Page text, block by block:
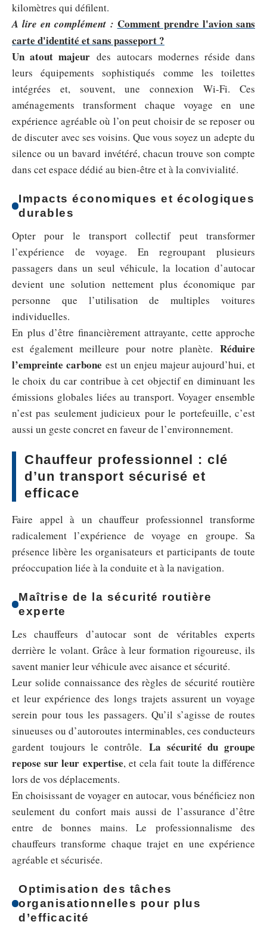
kilomètres qui défilent.
A lire en complément : Comment prendre l'avion sans
carte d'identité et sans passeport ?
Un atout majeur des autocars modernes réside dans
leurs équipements sophistiqués comme les toilettes
intégrées et, souvent, une connexion Wi-Fi. Ces
aménagements transforment chaque voyage en une
expérience agréable où l’on peut choisir de se reposer ou
de discuter avec ses voisins. Que vous soyez un adepte du
silence ou un bavard invétéré, chacun trouve son compte
dans cet espace dédié au bien-être et à la convivialité.
Impacts économiques et écologiques
durables
Opter pour le transport collectif peut transformer
l’expérience de voyage. En regroupant plusieurs
passagers dans un seul véhicule, la location d’autocar
devient une solution nettement plus économique par
personne que l’utilisation de multiples voitures
individuelles.
En plus d’être financièrement attrayante, cette approche
est également meilleure pour notre planète. Réduire
l’empreinte carbone est un enjeu majeur aujourd’hui, et
le choix du car contribue à cet objectif en diminuant les
émissions globales liées au transport. Voyager ensemble
n’est pas seulement judicieux pour le portefeuille, c’est
aussi un geste concret en faveur de l’environnement.
Chauffeur professionnel : clé
d’un transport sécurisé et
efficace
Faire appel à un chauffeur professionnel transforme
radicalement l’expérience de voyage en groupe. Sa
présence libère les organisateurs et participants de toute
préoccupation liée à la conduite et à la navigation.
Maîtrise de la sécurité routière
experte
Les chauffeurs d’autocar sont de véritables experts
derrière le volant. Grâce à leur formation rigoureuse, ils
savent manier leur véhicule avec aisance et sécurité.
Leur solide connaissance des règles de sécurité routière
et leur expérience des longs trajets assurent un voyage
serein pour tous les passagers. Qu’il s’agisse de routes
sinueuses ou d’autoroutes interminables, ces conducteurs
gardent toujours le contrôle. La sécurité du groupe
repose sur leur expertise, et cela fait toute la différence
lors de vos déplacements.
En choisissant de voyager en autocar, vous bénéficiez non
seulement du confort mais aussi de l’assurance d’être
entre de bonnes mains. Le professionnalisme des
chauffeurs transforme chaque trajet en une expérience
agréable et sécurisée.
Optimisation des tâches
organisationnelles pour plus
d’efficacité